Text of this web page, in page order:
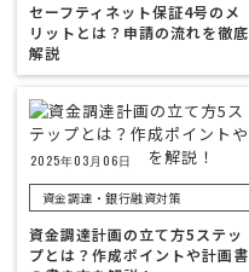
セーフティネット保証4号のメ
リットとは？申請の流れを徹底
解説
2025年03月06日
資金調達・銀行融資対策
資金調達計画の立て方5ステッ
プとは？作成ポイントや計画書